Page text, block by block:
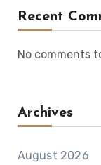
Recent
No comments
Archives
August 2026